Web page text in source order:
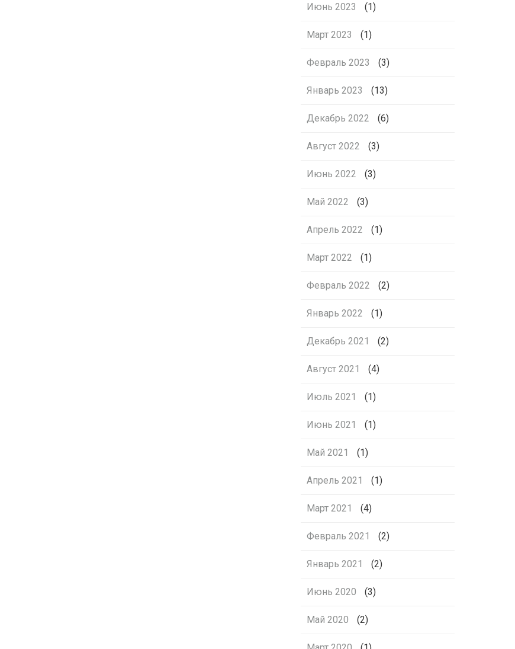
Июнь 2023 (1)
Март 2023 (1)
Февраль 2023 (3)
Январь 2023 (13)
Декабрь 2022 (6)
Август 2022 (3)
Июнь 2022 (3)
Май 2022 (3)
Апрель 2022 (1)
Март 2022 (1)
Февраль 2022 (2)
Январь 2022 (1)
Декабрь 2021 (2)
Август 2021 (4)
Июль 2021 (1)
Июнь 2021 (1)
Май 2021 (1)
Апрель 2021 (1)
Март 2021 (4)
Февраль 2021 (2)
Январь 2021 (2)
Июнь 2020 (3)
Май 2020 (2)